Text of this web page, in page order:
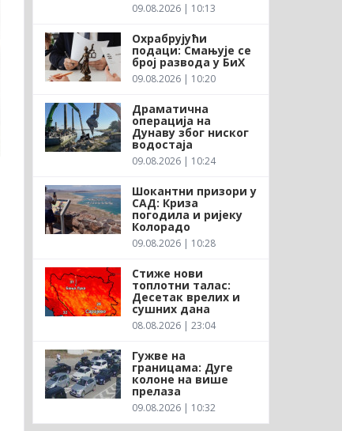
09.08.2026 | 10:13
Охрабрујући
подаци: Смањује се
број развода у БиХ
09.08.2026 | 10:20
Драматична
операција на
Дунаву због ниског
водостаја
09.08.2026 | 10:24
Шокантни призори у
САД: Криза
погодила и ријеку
Колорадо
09.08.2026 | 10:28
Стиже нови
топлотни талас:
Десетак врелих и
сушних дана
08.08.2026 | 23:04
Гужве на
границама: Дуге
колоне на више
прелаза
09.08.2026 | 10:32